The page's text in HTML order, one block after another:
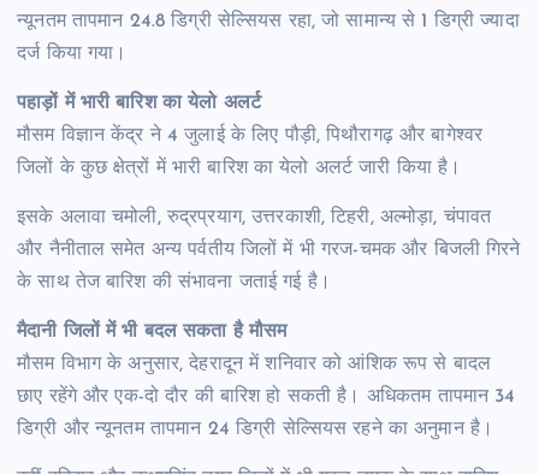
न्यूनतम तापमान 24.8 डिग्री सेल्सियस रहा, जो सामान्य से 1 डिग्री ज्यादा
दर्ज किया गया।
पहाड़ों में भारी बारिश का येलो अलर्ट
मौसम विज्ञान केंद्र ने 4 जुलाई के लिए पौड़ी, पिथौरागढ़ और बागेश्वर
जिलों के कुछ क्षेत्रों में भारी बारिश का येलो अलर्ट जारी किया है।
इसके अलावा चमोली, रुद्रप्रयाग, उत्तरकाशी, टिहरी, अल्मोड़ा, चंपावत
और नैनीताल समेत अन्य पर्वतीय जिलों में भी गरज-चमक और बिजली गिरने
के साथ तेज बारिश की संभावना जताई गई है।
मैदानी जिलों में भी बदल सकता है मौसम
मौसम विभाग के अनुसार, देहरादून में शनिवार को आंशिक रूप से बादल
छाए रहेंगे और एक-दो दौर की बारिश हो सकती है। अधिकतम तापमान 34
डिग्री और न्यूनतम तापमान 24 डिग्री सेल्सियस रहने का अनुमान है।